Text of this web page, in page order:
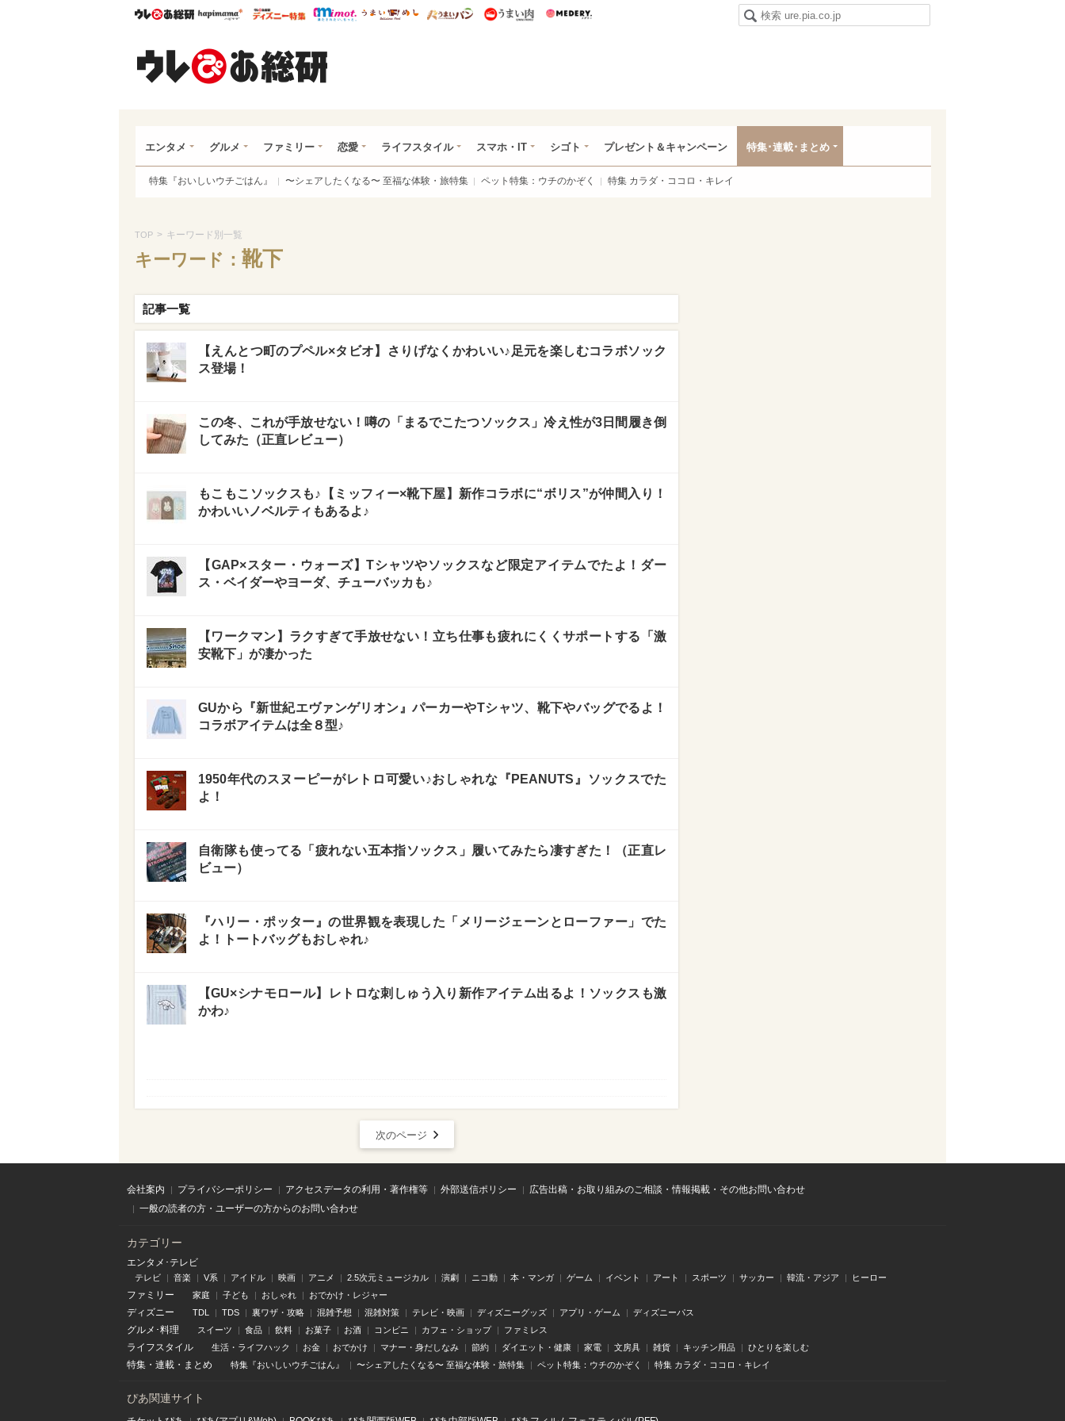
ウレぴあ総研ハピママ* ウレぴあ総研 ディズニー特集
mimot. うまいめし うまいパン うまい肉
エンタメ グルメ ファミリー 恋愛 ライフスタイル スマホ・IT シゴト プレゼント＆キャンペーン 特集･連載･まとめ
特集『おいしいウチごはん』 〜シェアしたくなる〜 至福な体験・旅特集 ペット特集：ウチのかぞく 特集 カラダ・ココロ・キレイ
TOP > キーワード別一覧
キーワード： 靴下
記事一覧
【えんとつ町のプペル×タビオ】さりげなくかわいい♪足元を楽しむコラボソック
ス登場！
この冬、これが手放せない！噂の「まるでこたつソックス」冷え性が3日間履き倒
してみた（正直レビュー）
もこもこソックスも♪【ミッフィー×靴下屋】新作コラボに“ボリス”が仲間入り！
かわいいノベルティもあるよ♪
【GAP×スター・ウォーズ】Tシャツやソックスなど限定アイテムでたよ！ダー
ス・ベイダーやヨーダ、チューバッカも♪
【ワークマン】ラクすぎて手放せない！立ち仕事も疲れにくくサポートする「激
安靴下」が凄かった
GUから『新世紀エヴァンゲリオン』パーカーやTシャツ、靴下やバッグでるよ！
コラボアイテムは全８型♪
1950年代のスヌーピーがレトロ可愛い♪おしゃれな『PEANUTS』ソックスでた
よ！
自衛隊も使ってる「疲れない五本指ソックス」履いてみたら凄すぎた！（正直レ
ビュー）
『ハリー・ポッター』の世界観を表現した「メリージェーンとローファー」でた
よ！トートバッグもおしゃれ♪
【GU×シナモロール】レトロな刺しゅう入り新作アイテム出るよ！ソックスも激
かわ♪
次のページ
会社案内 プライバシーポリシー アクセスデータの利用・著作権等 外部送信ポリシー
広告出稿・お取り組みのご相談・情報掲載・その他お問い合わせ
一般の読者の方・ユーザーの方からのお問い合わせ
カテゴリー
エンタメ･テレビ
テレビ 音楽 V系 アイドル 映画 アニメ 2.5次元ミュージカル 演劇 ニコ動 本・マンガ ゲーム イベント アート スポーツ サッカー 韓流・アジア ヒーロー
ファミリー 家庭 子ども おしゃれ おでかけ・レジャー
ディズニー TDL TDS 裏ワザ・攻略 混雑予想 混雑対策 テレビ・映画 ディズニーグッズ アプリ・ゲーム ディズニーパス
グルメ･料理 スイーツ 食品 飲料 お菓子 お酒 コンビニ カフェ・ショップ ファミレス
ライフスタイル 生活・ライフハック お金 おでかけ マナー・身だしなみ 節約 ダイエット・健康 家電 文房具 雑貨 キッチン用品 ひとりを楽しむ
特集 ・ 連載 ・ まとめ 特集『おいしいウチごはん』 〜シェアしたくなる〜 至福な体験・旅特集 ペット特集：ウチのかぞく 特集 カラダ・ココロ・キレイ
ぴあ関連サイト